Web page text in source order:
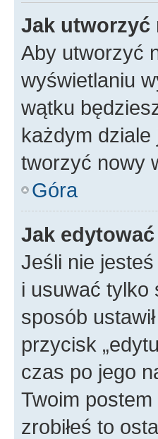
Jak utworzyć
Aby utworzyć
wyświetlaniu
wątku
każdym dziale
tworzyć nowy
Góra
Jak
Jeśli nie
i usuwać tylko
sposób
przycisk
czas po jego
Twoim
zrobiłeś to